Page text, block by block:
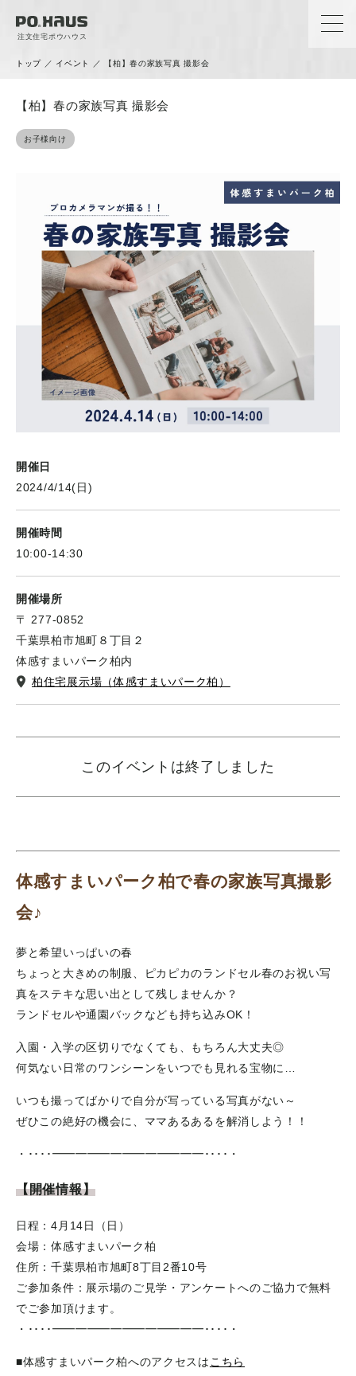
注文住宅ポウハウス
トップ ／ イベント ／ 【柏】春の家族写真 撮影会
【柏】春の家族写真 撮影会
お子様向け
開催日
2024/4/14(日)
開催時間
10:00-14:30
開催場所
〒 277-0852
千葉県柏市旭町８丁目２
体感すまいパーク柏内
柏住宅展示場（体感すまいパーク柏）
このイベントは終了しました
体感すまいパーク柏で春の家族写真撮影
会♪
夢と希望いっぱいの春
ちょっと大きめの制服、ピカピカのランドセル春のお祝い写
真をステキな思い出として残しませんか？
ランドセルや通園バックなども持ち込みOK！
入園・入学の区切りでなくても、もちろん大丈夫◎
何気ない日常のワンシーンをいつでも見れる宝物に…
いつも撮ってばかりで自分が写っている写真がない～
ぜひこの絶好の機会に、ママあるあるを解消しよう！！
・････━━━━━━━━━━━━━････・
【開催情報】
日程：4月14日（日）
会場：体感すまいパーク柏
住所：千葉県柏市旭町8丁目2番10号
ご参加条件：展示場のご見学・アンケートへのご協力で無料
でご参加頂けます。
・････━━━━━━━━━━━━━････・
■体感すまいパーク柏へのアクセスは こちら